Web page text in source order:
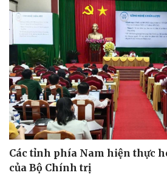
Sức khỏe
Dinh dưỡng - món ngon
Sản phụ khoa
Nhi khoa
Đời
Nhà
Tình
Các tỉnh phía Nam hiện thực
của Bộ Chính trị